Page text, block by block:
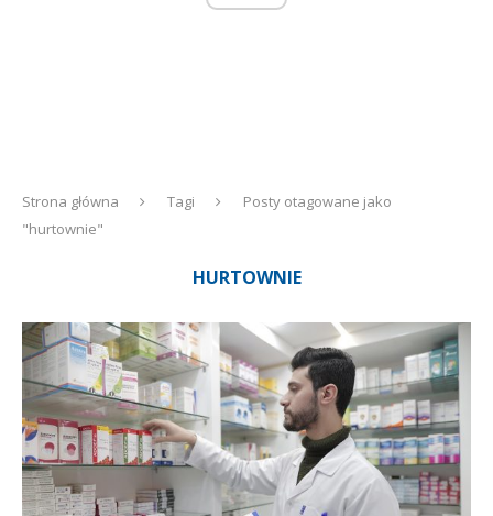
Strona główna Tagi
Posty otagowane jako
"hurtownie"
HURTOWNIE